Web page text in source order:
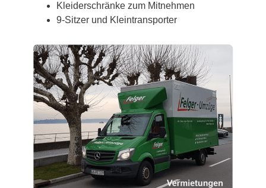
Kleiderschränke zum Mitnehmen
9-Sitzer und Kleintransporter